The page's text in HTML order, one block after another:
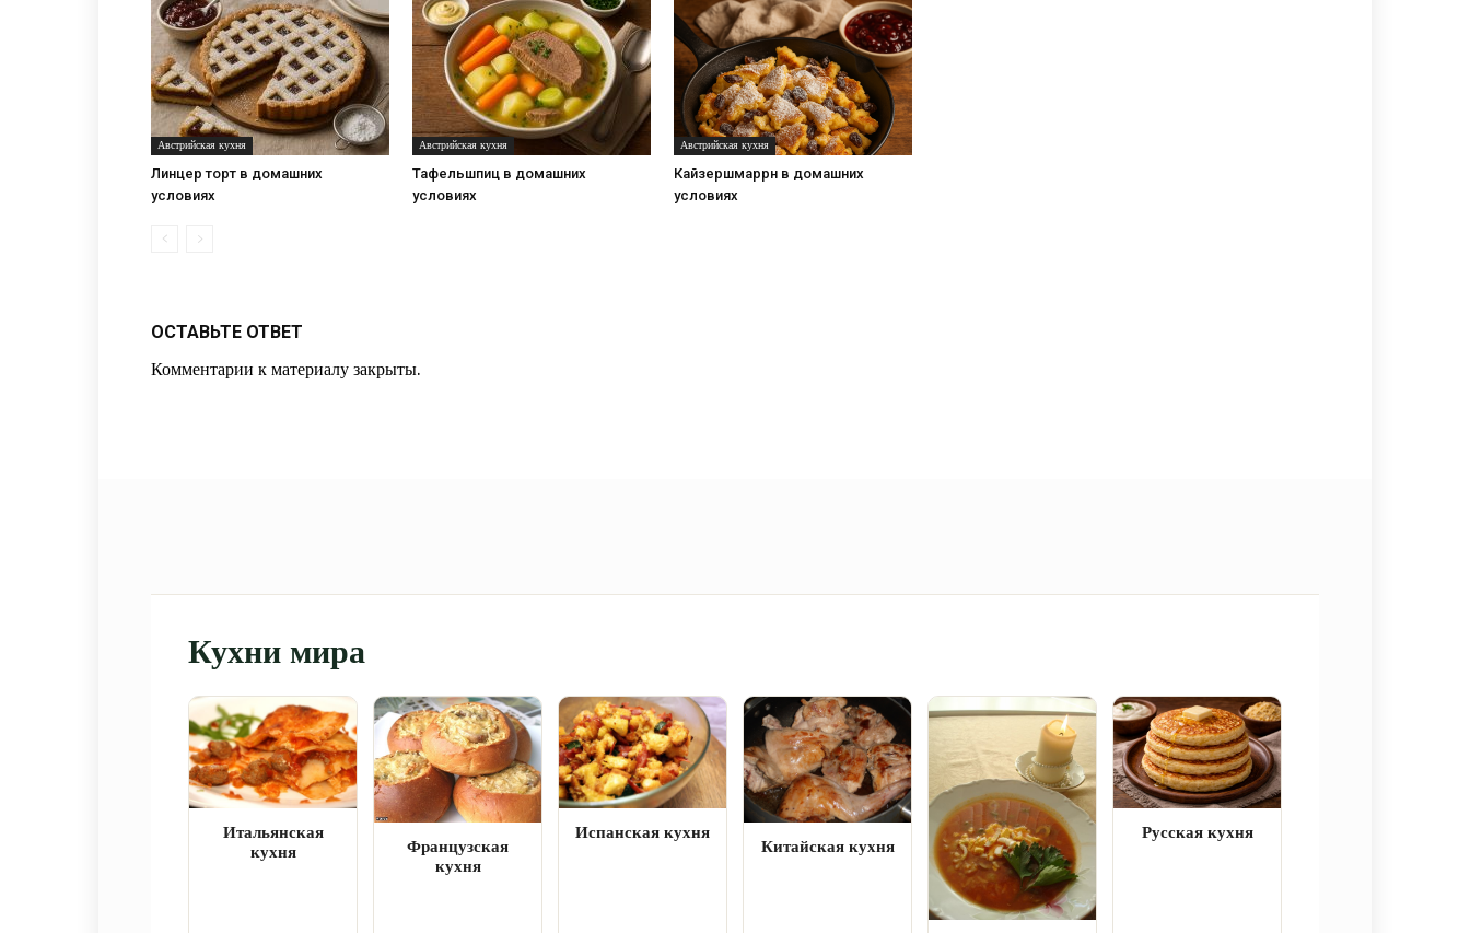
Австрийская кухня
Линцер торт в домашних
условиях
Австрийская кухня
Тафельшпиц в домашних
условиях
Австрийская кухня
Кайзершмаррн в домашних
условиях
ОСТАВЬТЕ ОТВЕТ
Комментарии к материалу закрыты.
Кухни мира
Итальянская
кухня
Французская
кухня
Испанская кухня
Китайская кухня
Русская кухня